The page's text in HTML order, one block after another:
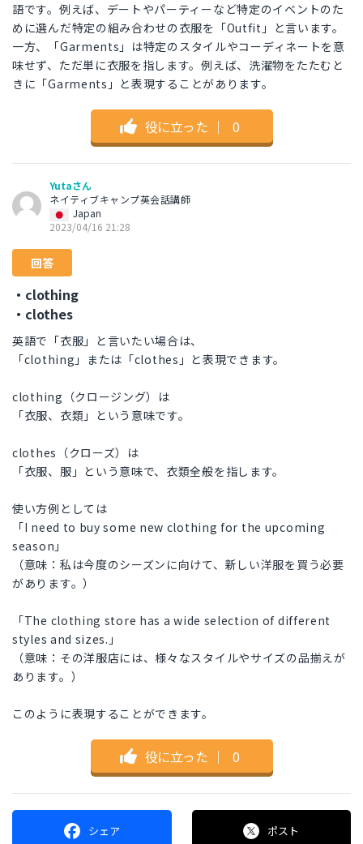
語です。例えば、デートやパーティーなど特定のイベントのた
めに選んだ特定の組み合わせの衣服を「Outfit」と言います。
一方、「Garments」は特定のスタイルやコーディネートを意
味せず、ただ単に衣服を指します。例えば、洗濯物をたたむと
きに「Garments」と表現することがあります。
役に立った ｜ 0
Yutaさん
ネイティブキャンプ英会話講師
Japan
2023/04/16 21:28
回答
・clothing
・clothes
英語で「衣服」と言いたい場合は、
「clothing」または「clothes」と表現できます。
clothing（クロージング）は
「衣服、衣類」という意味です。
clothes（クローズ）は
「衣服、服」という意味で、衣類全般を指します。
使い方例としては
「I need to buy some new clothing for the upcoming
season」
（意味：私は今度のシーズンに向けて、新しい洋服を買う必要
があります。）
「The clothing store has a wide selection of different
styles and sizes.」
（意味：その洋服店には、様々なスタイルやサイズの品揃えが
あります。）
このように表現することができます。
役に立った ｜ 0
シェア ポスト